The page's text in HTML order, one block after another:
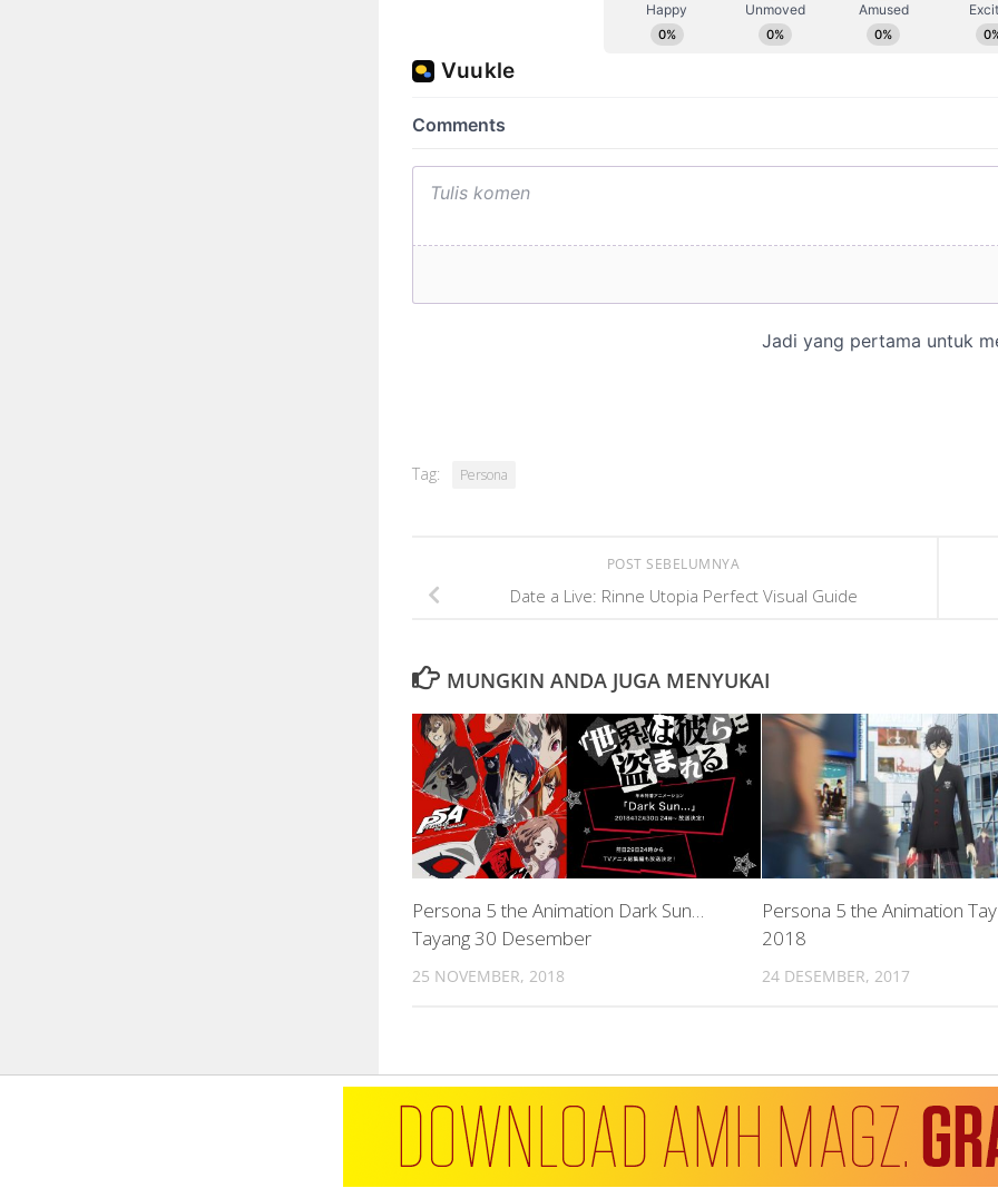
Tag: Persona
POST SEBELUMNYA
Date a Live: Rinne Utopia Perfect Visual Guide
MUNGKIN ANDA JUGA MENYUKAI
Persona 5 the Animation Dark Sun…
Tayang 30 Desember
25 NOVEMBER, 2018
Persona 5 the Animation
2018
24 DESEMBER, 2017